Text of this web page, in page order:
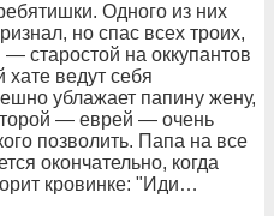
Одного из них
но спас всех троих,
старостой на оккупантов
хате ведут себя
ублажает папину жену,
— еврей — очень
позволить. Папа на все
окончательно, когда
кровинке: "Иди…